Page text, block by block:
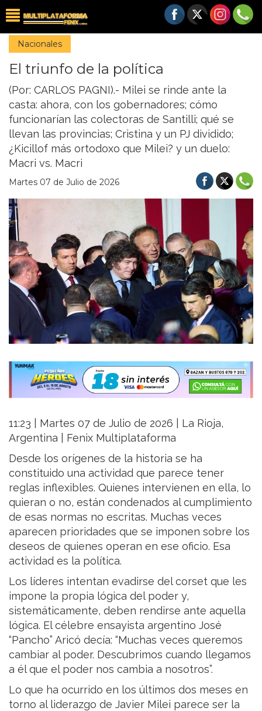
Nacionales
El triunfo de la política
(Por: CARLOS PAGNI).- Milei se rinde ante la
casta: ahora, con los gobernadores; cómo
funcionarían las colectoras de Santilli; qué se
llevan las provincias; Cristina y un PJ dividido;
¿Kicillof más ortodoxo que Milei? y un duelo:
Macri vs. Macri
Martes 07 de Julio de 2026
11:23 | Martes 07 de Julio de 2026 | La Rioja,
Argentina | Fenix Multiplataforma
Desde los orígenes de la historia se ha
constituido una actividad que parece tener
reglas inflexibles. Quienes intervienen en ella, lo
quieran o no, están condenados al cumplimiento
de esas normas no escritas. Muchas veces
aparecen prioridades que se imponen sobre los
deseos de quienes operan en ese oficio. Esa
actividad es la política.
Los líderes intentan evadirse del corset que les
impone la propia lógica del poder y,
sistemáticamente, deben rendirse ante aquella
lógica. El célebre ensayista argentino José
“Pancho” Aricó decía: “Muchas veces queremos
cambiar al poder. Descubrimos cuando llegamos
a él que el poder nos cambia a nosotros”.
Lo que ha ocurrido en los últimos dos meses en
torno al liderazgo de Javier Milei parece ser la